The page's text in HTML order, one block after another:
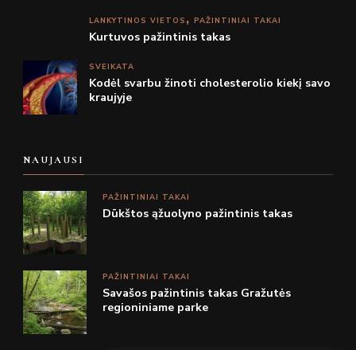
LANKYTINOS VIETOS PAŽINTINIAI TAKAI
Kurtuvos pažintinis takas
SVEIKATA
Kodėl svarbu žinoti cholesterolio kiekį savo
kraujyje
NAUJAUSI
PAŽINTINIAI TAKAI
Dūkštos ąžuolyno pažintinis takas
PAŽINTINIAI TAKAI
Savašos pažintinis takas Gražutės
regioniniame parke